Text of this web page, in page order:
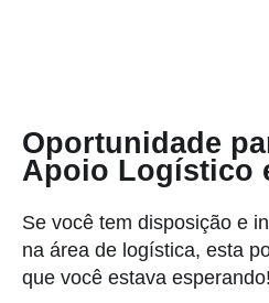
Oportunidade
Apoio Logístico
Se você tem disposição e
na área de logística, esta
que você estava esperando!